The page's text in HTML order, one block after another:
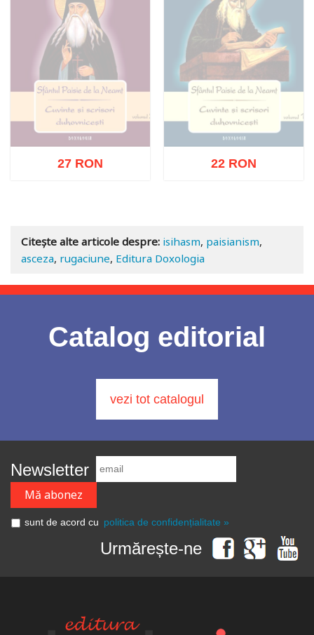
27 RON 22 RON
Citește alte articole despre: isihasm, paisianism,
asceza, rugaciune, Editura Doxologia
Catalog editorial
vezi tot catalogul
Newsletter
sunt de acord cu politica de confidențialitate »
Urmărește-ne